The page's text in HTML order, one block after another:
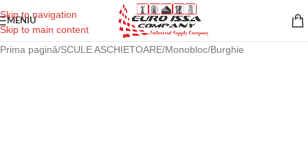
Skip to navigation
Skip to main content
MENIU
Prima pagină/SCULE ASCHIETOARE/Monobloc/Burghie